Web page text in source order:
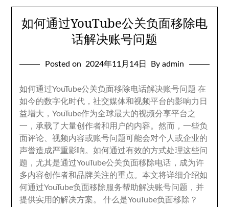
如何通过YouTube公关负面移除电
话解决账号问题
Posted on 2024年11月14日 By admin
如何通过YouTube公关负面移除电话解决账号问题 在
如今的数字化时代 ，社交媒体和视频平台的影响力日
益增大 ，YouTube作为全球最大的视频分享平台之
一 ， 承载了大量创作者和用户的内容。然而 ，一些负
面评论 、视频内容或账号问题可能会对个人或企业的
声誉造成严重影响。如何通过有效的方式处理这些问
题 ， 尤其是通过YouTube公关负面移除电话 ， 成为许
多内容创作者和品牌关注的重点。本文将详细介绍如
何通过YouTube负面移除服务帮助解决账号问题 ， 并
提供实用的解决方案。什么是YouTube负面移除？